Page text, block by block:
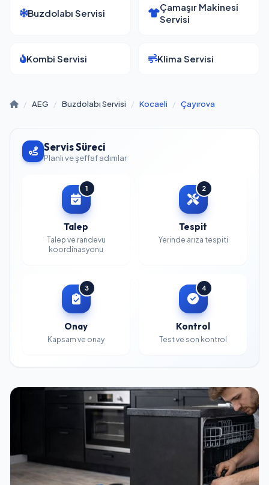
Buzdolabı Servisi
Çamaşır Makinesi
Servisi
Kombi Servisi Klima Servisi
/ AEG / Buzdolabı Servisi / Kocaeli / Çayırova
Servis Süreci
Planlı ve şeffaf adımlar
1
Talep
Talep ve randevu
koordinasyonu
2
Tespit
Yerinde arıza tespiti
3
Onay
Kapsam ve onay
4
Kontrol
Test ve son kontrol